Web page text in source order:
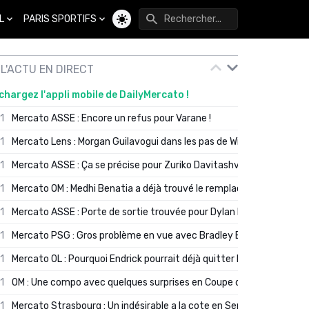
PARIS SPORTIFS
Changer de thème
L'ACTU EN DIRECT
l'appli mobile de DailyMercato !
Mercato ASSE : Encore un refus pour Varane !
Mercato Lens : Morgan Guilavogui dans les pas de Will Still ?
Mercato ASSE : Ça se précise pour Zuriko Davitashvili
Mercato OM : Medhi Benatia a déjà trouvé le remplaçant de Robinio
Mercato ASSE : Porte de sortie trouvée pour Dylan Batubinsika
Mercato PSG : Gros problème en vue avec Bradley Barcola ?
Mercato OL : Pourquoi Endrick pourrait déjà quitter Lyon en janvier
OM : Une compo avec quelques surprises en Coupe de France
Mercato Strasbourg : Un indésirable a la cote en Serie A